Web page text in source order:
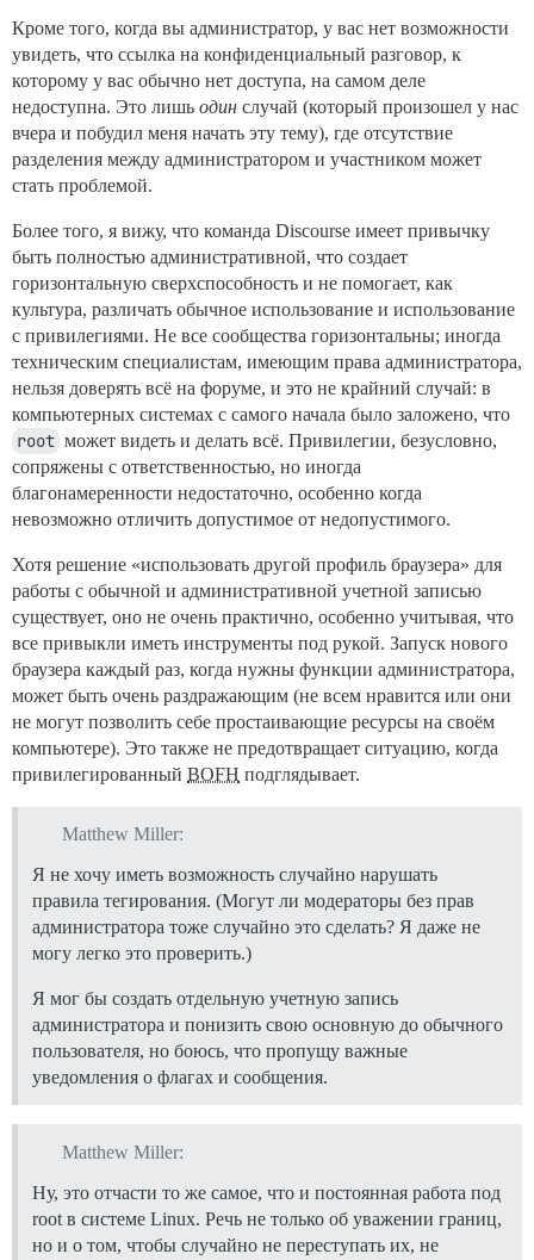
Кроме того, когда вы администратор, у вас нет возможности
увидеть, что ссылка на конфиденциальный разговор, к
которому у вас обычно нет доступа, на самом деле
недоступна. Это лишь один случай (который произошел у нас
вчера и побудил меня начать эту тему), где отсутствие
разделения между администратором и участником может
стать проблемой.
Более того, я вижу, что команда Discourse имеет привычку
быть полностью административной, что создает
горизонтальную сверхспособность и не помогает, как
культура, различать обычное использование и использование
с привилегиями. Не все сообщества горизонтальны; иногда
техническим специалистам, имеющим права администратора,
нельзя доверять всё на форуме, и это не крайний случай: в
компьютерных системах с самого начала было заложено, что
root может видеть и делать всё. Привилегии, безусловно,
сопряжены с ответственностью, но иногда
благонамеренности недостаточно, особенно когда
невозможно отличить допустимое от недопустимого.
Хотя решение «использовать другой профиль браузера» для
работы с обычной и административной учетной записью
существует, оно не очень практично, особенно учитывая, что
все привыкли иметь инструменты под рукой. Запуск нового
браузера каждый раз, когда нужны функции администратора,
может быть очень раздражающим (не всем нравится или они
не могут позволить себе простаивающие ресурсы на своём
компьютере). Это также не предотвращает ситуацию, когда
привилегированный BOFH подглядывает.
Matthew Miller:
Я не хочу иметь возможность случайно нарушать
правила тегирования. (Могут ли модераторы без прав
администратора тоже случайно это сделать? Я даже не
могу легко это проверить.)
Я мог бы создать отдельную учетную запись
администратора и понизить свою основную до обычного
пользователя, но боюсь, что пропущу важные
уведомления о флагах и сообщения.
Matthew Miller:
Ну, это отчасти то же самое, что и постоянная работа под
root в системе Linux. Речь не только об уважении границ,
но и о том, чтобы случайно не переступать их, не